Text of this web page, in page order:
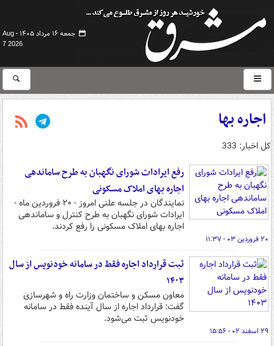
جمعه ۱۶ مرداد ۱۴۰۵ -
Aug
7 2026
اجاره بها
کل اخبار: 333
رفع ایرادات شورای نگهبان به طرح ساماندهی
اجاره بهای املاک مسکونی
نمایندگان در جلسه علنی امروز - ۲۰ فروردین ماه -
ایرادات شورای نگهبان به طرح کنترل و ساماندهی
اجاره بهای املاک مسکونی را رفع کردند.
۲۰ فروردین ۰۳ - ۱۱:۳۷
ثبت قرارداد اجاره فقط در سامانه خودنویس از سال
۱۴۰۳
معاون مسکن و ساختمان وزارت راه و شهرسازی
گفت: قرارداد اجاره از سال آینده فقط در سامانه
خودنویس ثبت می‌شود.
۲۹ اسفند ۰۲ - ۱۵:۵۶